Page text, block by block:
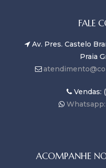
FALE
Av. Pres. Castelo
Praia
Vendas:
Whatsapp:
ACOMPANHE